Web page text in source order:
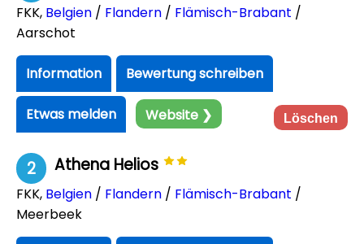
FKK, Belgien / Flandern / Flämisch-Brabant /
Aarschot
Information Bewertung schreiben
Etwas melden Website ❯ Löschen
2 Athena Helios
FKK, Belgien / Flandern / Flämisch-Brabant /
Meerbeek